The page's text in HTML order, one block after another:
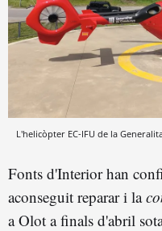
L'helicòpter EC-IFU de la
Fonts d'Interior han
aconseguit reparar i la
a Olot a finals d'abril